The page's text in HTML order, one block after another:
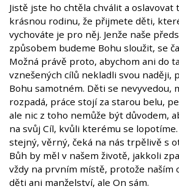
Jistě jste ho chtěla chválit a
krásnou rodinu, že přijmete děti,
vychováte je pro něj. Jenže naše
způsobem budeme Bohu sloužit, se
Možná právě proto, abychom ani do
vznešených cílů nekladli svou naději,
Bohu samotném. Děti se nevyvedou,
rozpadá, práce stojí za starou belu,
ale nic z toho nemůže být důvodem,
na svůj Cíl, kvůli kterému se
stejný, věrný, čeká na nás trpělivě s
Bůh by měl v našem životě, jakkoli
vždy na prvním místě, protože naším
děti ani manželství, ale On sám.